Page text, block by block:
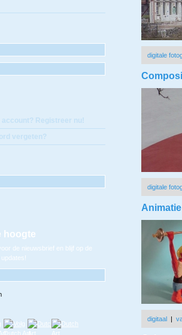
account? Registreer nu!
vergeten?
hoogte
de nieuwsbrief en blijf op de
digitale
digitale
digitaal |